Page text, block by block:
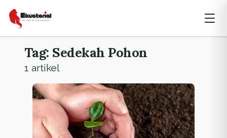
Tag: Sedekah Pohon
1 artikel